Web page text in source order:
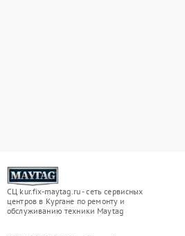
СЦ kur.fix-maytag.ru - сеть сервисных
центров в Кургане по ремонту и
обслуживанию техники Maytag